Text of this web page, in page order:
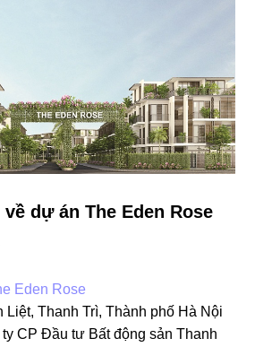
dự án The Eden Rose
Eden Rose
Liệt, Thanh Trì, Thành phố Hà Nội
CP Đầu tư Bất động sản Thanh